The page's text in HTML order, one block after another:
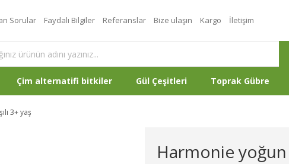
Sorular Faydalı Bilgiler Referanslar Bize ulaşın Kargo İletişim
Çim alternatifi bitkiler Gül Çeşitleri Toprak Gübre
3+ yaş
Harmonie yoğun